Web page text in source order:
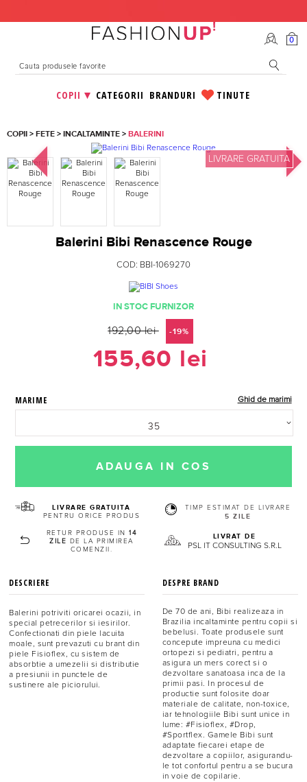
COPII CATEGORII BRANDURI TINUTE
0
COPII>FETE>INCALTAMINTE>BALERINI
LIVRARE GRATUITA
Balerini Bibi Renascence Rouge
COD: BBI-1069270
IN STOC FURNIZOR
192,00 lei -19%
155,60 lei
MARIME Ghid de marimi
35
LIVRARE GRATUITA
PENTRU ORICE PRODUS
TIMP ESTIMAT DE LIVRARE
5 ZILE
RETUR PRODUSE IN14
ZILE DE LA PRIMIREA
COMENZII.
LIVRAT DE
PSL IT CONSULTING S.R.L
DESCRIERE
Balerini potriviti oricarei ocazii, in
special petrecerilor si iesirilor.
Confectionati din piele lacuita
moale, sunt prevazuti cu brant din
piele Fisioflex, cu sistem de
absorbtie a umezelii si distributie
a presiunii in punctele de
sustinere ale piciorului.
DESPRE BRAND
De 70 de ani, Bibi realizeaza in
Brazilia incaltaminte pentru copii si
bebelusi. Toate produsele sunt
concepute impreuna cu medici
ortopezi si pediatri, pentru a
asigura un mers corect si o
dezvoltare sanatoasa inca de la
primii pasi. In procesul de
productie sunt folosite doar
materiale de calitate, non-toxice,
iar tehnologiile Bibi sunt unice in
lume: #Fisioflex, #Drop,
#Sportflex. Gamele Bibi sunt
adaptate fiecarei etape de
dezvoltare a copiilor, asigurandu-
le tot confortul pentru a se bucura
in voie de copilarie.